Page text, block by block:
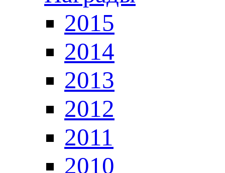
2015
2014
2013
2012
2011
2010